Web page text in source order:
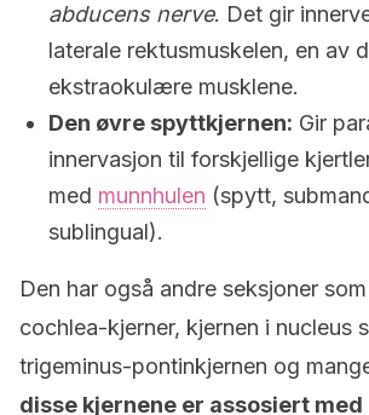
abducens nerve. Det gir
laterale rektusmuskelen, en av
ekstraokulære musklene.
Den øvre spyttkjernen: Gir
innervasjon til forskjellige
med munnhulen (spytt,
sublingual).
Den har også andre seksjoner
cochlea-kjerner, kjernen i nucleus
trigeminus-pontinkjernen og
disse kjernene er assosiert med